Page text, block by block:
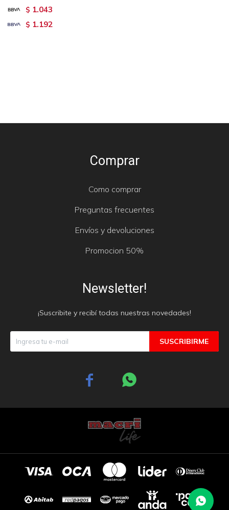
$ 1.043
$ 1.192
Comprar
Como comprar
Preguntas frecuentes
Envíos y devoluciones
Promocion 50%
Newsletter!
¡Suscribite y recibí todas nuestras novedades!
SUSCRIBIRME
 